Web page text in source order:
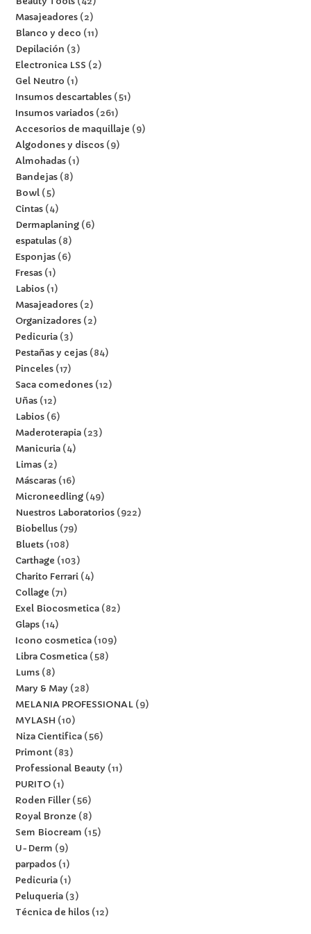
Masajeadores 2
Blanco y deco
11
Depilación
3
Electronica LSS
2
Gel Neutro
1
Insumos descartables 51
Insumos variados 261
Accesorios de maquillaje
9
Algodones y discos 9
Almohadas 1
Bandejas 8
Bowl 5
Cintas 4
Dermaplaning 6
espatulas 8
Esponjas 6
Fresas 1
Labios 1
Masajeadores 2
Organizadores 2
Pedicuria 3
Pestañas y cejas 84
Pinceles 17
Saca comedones 12
Uñas 12
Labios 6
Maderoterapia 23
Manicuria 4
Limas 2
Máscaras 16
Microneedling 49
Nuestros Laboratorios 922
Biobellus 79
Bluets 108
Carthage
103
Charito Ferrari 4
Collage
71
Exel Biocosmetica 82
Glaps 14
Icono cosmetica 109
Libra Cosmetica 58
Lums 8
Mary & May
28
MELANIA PROFESSIONAL 9
MYLASH
10
Niza Cientifica 56
Primont 83
Professional Beauty
11
PURITO 1
Roden Filler 56
Royal Bronze
8
Sem Biocream
15
U-Derm
9
parpados 1
Pedicuria 1
Peluqueria 3
Técnica de hilos 12